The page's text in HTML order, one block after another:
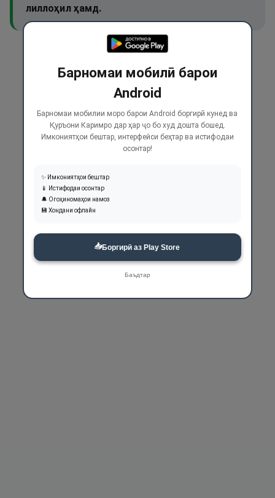
лиллоҳил ҳамд.
Барномаи мобилӣ барои
Android
Барномаи мобилии моро барои Android боргирӣ кунед ва
Қуръони Каримро дар ҳар ҷо бо худ дошта бошед.
Имкониятҳои бештар, интерфейси беҳтар ва истифодаи
осонтар!
✨ Имкониятҳои бештар
📱 Истифодаи осонтар
🔔 Огоҳиномаҳои намоз
💾 Хондани офлайн
📥Боргирӣ аз Play Store
Баъдтар